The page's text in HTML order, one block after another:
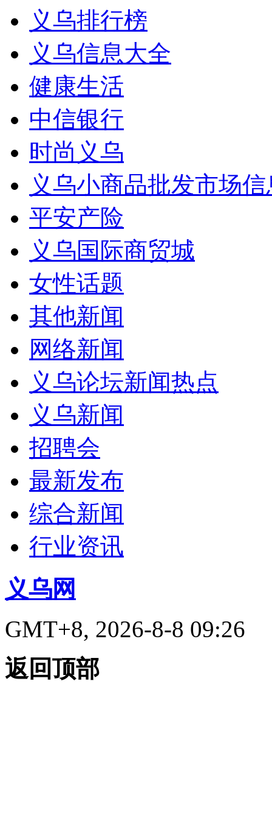
义乌排行榜
义乌信息大全
健康生活
中信银行
时尚义乌
义乌小商品批发市场
平安产险
义乌国际商贸城
女性话题
其他新闻
网络新闻
义乌论坛新闻热点
义乌新闻
招聘会
最新发布
综合新闻
行业资讯
义乌网
GMT+8, 2026-8-8 09:26
返回顶部